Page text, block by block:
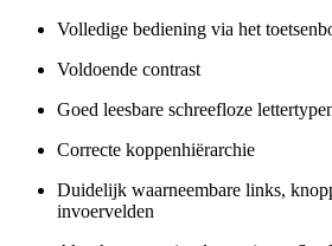
Volledige bediening via het
Voldoende contrast
Goed leesbare schreefloze
Correcte koppenhiërarchie
Duidelijk waarneembare links,
invoervelden